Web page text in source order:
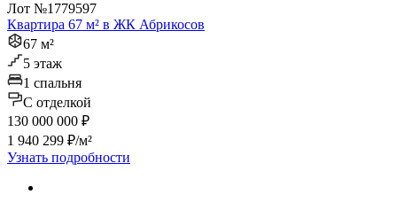
Лот №1779597
Квартира 67 м² в ЖК Абрикосов
67 м²
5 этаж
1 спальня
C отделкой
130 000 000 ₽
1 940 299 ₽/м²
Узнать подробности